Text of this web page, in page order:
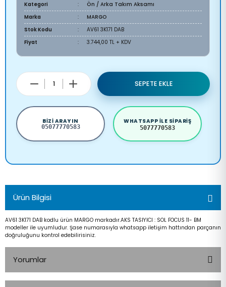
Kategori
Ön / Arka Takım Aksamı
Marka
MARGO
Stok Kodu
AV61 3K171 DAB
Fiyat
3.744,00 TL + KDV
SEPETE EKLE
BIZI ARAYIN
05077770583
WHATSAPP ILE SIPARIŞ
5077770583
Ürün Bilgisi
AV61 3K171 DAB kodlu ürün MARGO markadır.AKS TASIYICI : SOL FOCUS 11- BM
modeller ile uyumludur. Şase numarasıyla whatsapp iletişim hattından parçanın
doğruluğunu kontrol edebilirisiniz.
Yorumlar